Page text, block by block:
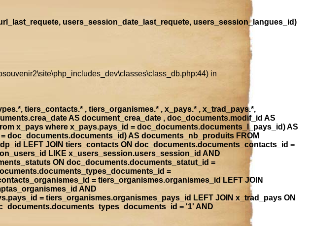
users_session_date_last_requete, users_session_langues_id)
in
tiers_contacts.* , tiers_organismes.* , x_pays.* , x_trad_pays.*,
AS document_crea_date , doc_documents.modif_id AS
x_pays where x_pays.pays_id = doc_documents.documents_l_pays_id) AS
doc_documents.documents_id) AS documents_nb_produits FROM
LEFT JOIN tiers_contacts ON doc_documents.documents_contacts_id =
LIKE x_users_session.users_session_id AND
ON doc_documents.documents_statut_id =
=
= tiers_organismes.organismes_id LEFT JOIN
AND
= tiers_organismes.organismes_pays_id LEFT JOIN x_trad_pays ON
= '1' AND